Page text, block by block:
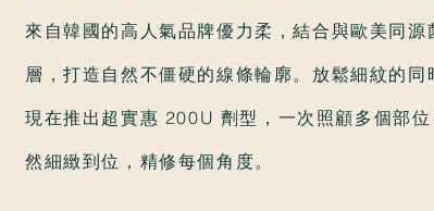
來自韓國的高人氣品牌優力柔，結合與歐美同
層，打造自然不僵硬的線條輪廓。放鬆細紋的
現在推出超實惠 200U 劑型，一次照顧多個部
然細緻到位，精修每個角度。